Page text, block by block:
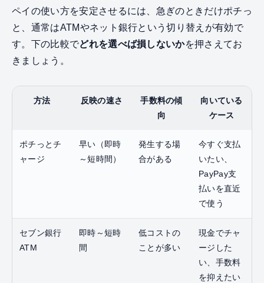
ペイの使い方を安定させるには、急ぎのときだけポチっ
と、通常はATMやネット銀行という切り替えが有効で
す。下の比較でどれを選べば損しないかを押さえてお
きましょう。
方法 反映の速さ
手数料の傾
向
向いている
ケース
ポチっとチ
ャージ
早い（即時
～短時間）
発生する場
合がある
今すぐ支払
いたい、
PayPay支
払いを直近
で使う
セブン銀行
ATM
即時～短時
間
低コストの
ことが多い
現金でチャ
ージした
い、手数料
を抑えたい